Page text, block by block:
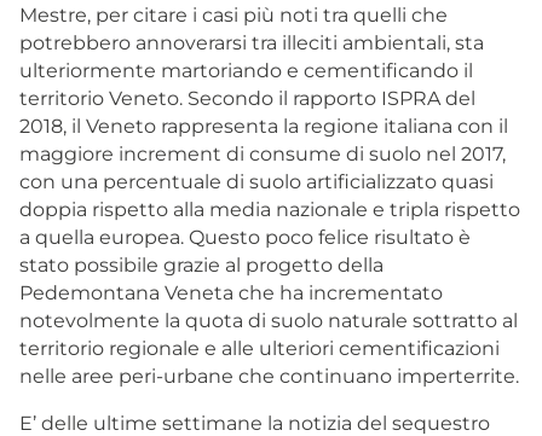
Mestre, per citare i casi più noti tra quelli che
potrebbero annoverarsi tra illeciti ambientali, sta
ulteriormente martoriando e cementificando il
territorio Veneto. Secondo il rapporto ISPRA del
2018, il Veneto rappresenta la regione italiana con il
maggiore increment di consume di suolo nel 2017,
con una percentuale di suolo artificializzato quasi
doppia rispetto alla media nazionale e tripla rispetto
a quella europea. Questo poco felice risultato è
stato possibile grazie al progetto della
Pedemontana Veneta che ha incrementato
notevolmente la quota di suolo naturale sottratto al
territorio regionale e alle ulteriori cementificazioni
nelle aree peri-urbane che continuano imperterrite.
E’ delle ultime settimane la notizia del sequestro